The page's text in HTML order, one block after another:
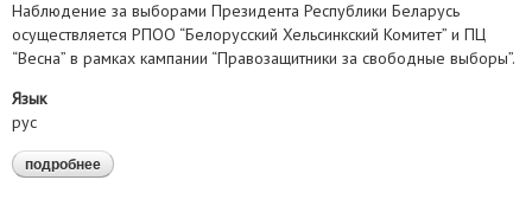
Наблюдение за выборами Президента Республики Беларусь
осуществляется РПОО “Белорусский Хельсинкский Комитет” и ПЦ
“Весна” в рамках кампании “Правозащитники за свободные выборы”.
Язык
рус
подробнее о аналитический отчет по результатам наблюдения за
регистрацией инициативных групп по выдвижению